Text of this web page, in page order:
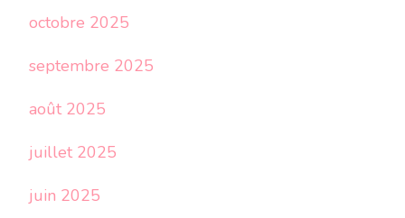
octobre 2025
septembre 2025
août 2025
juillet 2025
juin 2025